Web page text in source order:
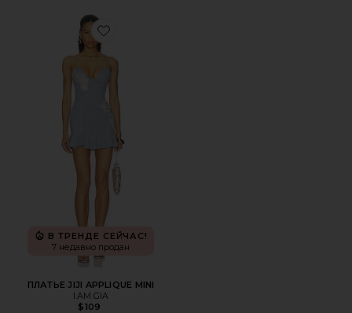
Favorite ПЛАТЬЕ JIJI APPLIQUE MINI
В ТРЕНДЕ СЕЙЧАС!
7 недавно продан
ПЛАТЬЕ JIJI APPLIQUE MINI
I.AM.GIA
$109